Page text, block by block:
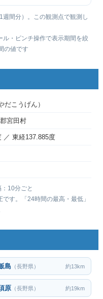
間分）。この観測点で観測し
・ピンチ操作で表示期間を絞
の値です
だこうげん）
宮田村
／ 東経137.885度
10分ごと
す。「24時間の最高・最低」
島（長野県） 約13km
原 （長野県） 約19km